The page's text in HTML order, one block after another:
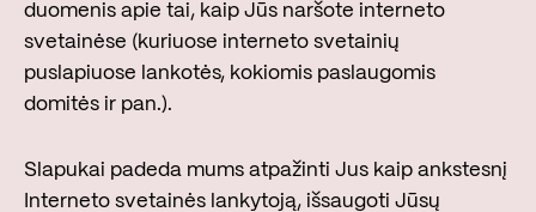
duomenis apie tai, kaip Jūs naršote interneto
svetainėse (kuriuose interneto svetainių
puslapiuose lankotės, kokiomis paslaugomis
domitės ir pan.).
Slapukai padeda mums atpažinti Jus kaip ankstesnį
Interneto svetainės lankytoją, išsaugoti Jūsų